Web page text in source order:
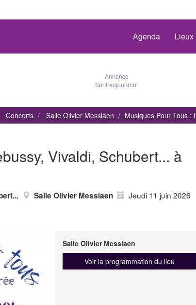
Agenda Lieux
Annonce
Sortiraujourdhui
Concerts Salle Olivier Messiaen Musiques Pour Tous :
Vivaldi, Schubert... à
Salle Olivier Messiaen
Jeudi 11 juin 2026
Salle Olivier Messiaen
Voir la programmation du lieu